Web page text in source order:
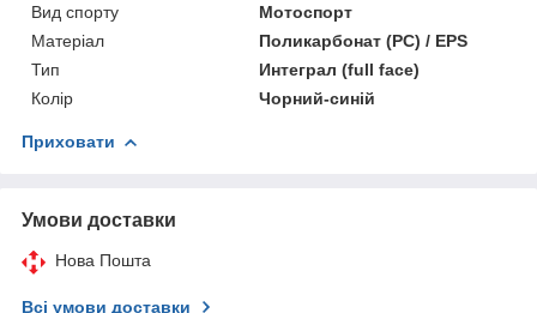
Вид спорту
Мотоспорт
Матеріал
Поликарбонат (PC) / EPS
Тип
Интеграл (full face)
Колір
Чорний-синій
Приховати
Умови доставки
Нова Пошта
Всі умови доставки